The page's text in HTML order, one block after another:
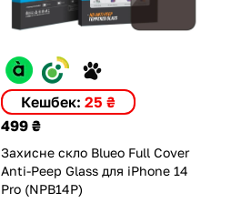
Кешбек:25 ₴
499 ₴
Захисне скло Blueo Full Cover
Anti-Peep Glass для iPhone 14
Pro (NPB14P)